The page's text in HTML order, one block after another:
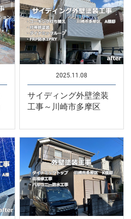
2025.11.08
サイディング外壁塗装
工事～川崎市多摩区